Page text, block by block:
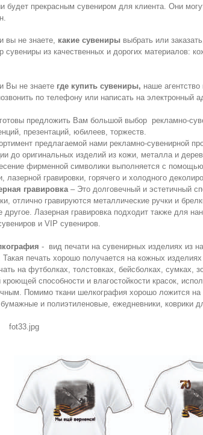
будет прекрасным сувениром для клиента. Они
вы не знаете, какие сувениры выбрать или
сувениры из качественных и дорогих материалов:
Вы не знаете где купить сувениры, наше
по телефону или написать на электронный
предложить Вам большой выбор рекламно-
презентаций, юбилеев, торжеств.
предлагаемой нами рекламно-сувенирной
до оригинальных изделий из кожи, металла и
фирменной символики выполняется с
лазерной гравировки, горячего и холодного
гравировка– Это долговечный и эстетичный
отлично гравируются металлические ручки и
другое. Лазерная гравировка подходит также для
и VIP сувениров.
- вид печати на сувенирных изделиях из
Такая печать хорошо получается на кожных
на футболках, толстовках, бейсболках, сумках,
кроющей способности и влагостойкости красок,
Помимо ткани шелкография хорошо ложится на
и полиэтиленовые, ежедневники, коврики